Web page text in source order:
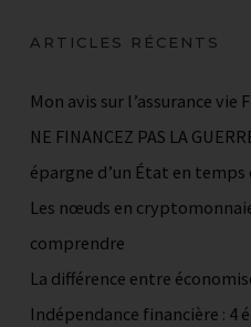
ARTICLES RÉCENTS
Mon avis sur l’assurance vie
NE FINANCEZ PAS LA
épargne d’un État en temps
Les nœuds en
comprendre
La différence entre
Indépendance financière : 4